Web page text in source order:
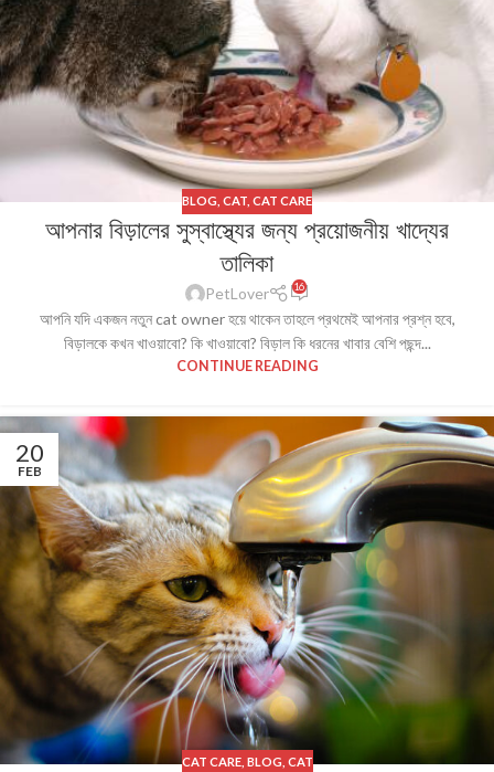
BLOG CAT CAT CARE
আপনার বিড়ালের সুস্বাস্থ্যের জন্য প্রয়োজনীয় খাদ্যের
তালিকা
PetLover 16
আপনি যদি একজন নতুন cat owner হয়ে থাকেন তাহলে প্রথমেই আপনার প্রশ্ন হবে,
বিড়ালকে কখন খাওয়াবো? কি খাওয়াবো? বিড়াল কি ধরনের খাবার বেশি পছন্দ...
CONTINUE READING
20
FEB
CAT CARE, BLOG CAT